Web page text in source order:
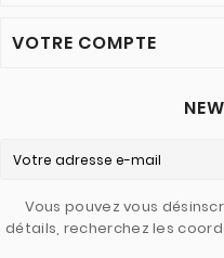
VOTRE COMPTE
Vous pouvez vous
détails, recherchez les